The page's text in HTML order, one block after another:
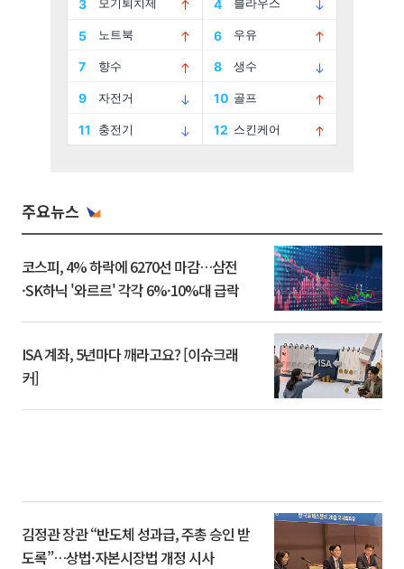
주요뉴스
코스피, 4% 하락에 6270선 마감…삼전
·SK하닉 '와르르' 각각 6%·10%대 급락
ISA 계좌, 5년마다 깨라고요? [이슈크래
커]
김정관 장관 “반도체 성과급, 주총 승인 받
도록”…상법·자본시장법 개정 시사